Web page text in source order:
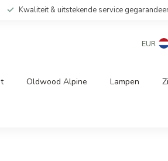
Kwaliteit & uitstekende service
EUR
Oldwood Alpine Lampen